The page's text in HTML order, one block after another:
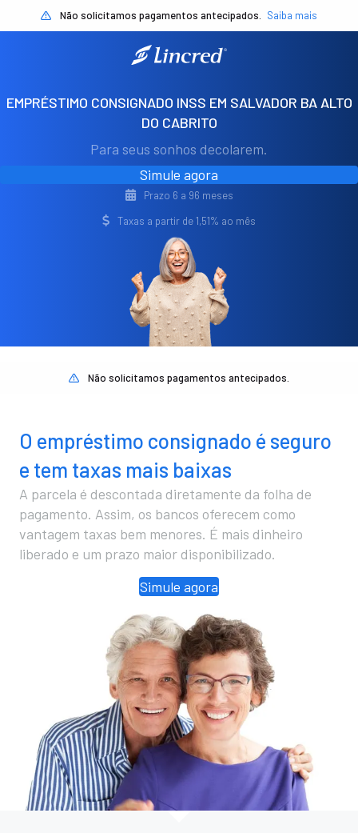
Não solicitamos pagamentos antecipados. Saiba mais
EMPRÉSTIMO CONSIGNADO INSS EM SALVADOR BA ALTO
DO CABRITO
Para seus sonhos decolarem.
Simule agora
Prazo 6 a 96 meses
Taxas a partir de 1,51% ao mês
Não solicitamos pagamentos antecipados.
O empréstimo consignado é seguro
e tem taxas mais baixas
A parcela é descontada diretamente da folha de
pagamento. Assim, os bancos oferecem como
vantagem taxas bem menores. É mais dinheiro
liberado e um prazo maior disponibilizado.
Simule agora